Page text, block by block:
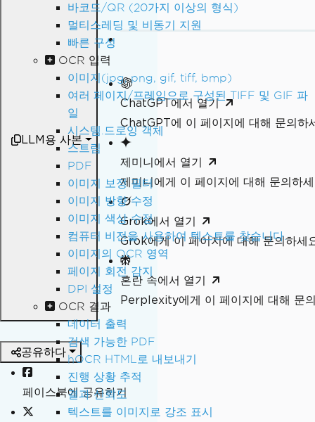
바코드/QR (20가지 이상의 형식)
멀티스레딩 및 비동기 지원
빠른 구성
OCR 입력
이미지(jpg, png, gif, tiff, bmp)
여러 페이지/프레임으로 구성된 TIFF 및 GIF 파
일
시스템.드로잉 객체
스트림
PDF
이미지 보정 필터
이미지 방향 수정
이미지 색상 수정
컴퓨터 비전을 사용하여 텍스트를 찾습니다.
이미지의 OCR 영역
페이지 회전 감지
DPI 설정
OCR 결과
데이터 출력
검색 가능한 PDF
hOCR HTML로 내보내기
진행 상황 추적
결과 신뢰도
텍스트를 이미지로 강조 표시
LLM용 사본
ChatGPT에서 열기
ChatGPT에 이 페이지에 대해 문의하
제미니에서 열기
제미니에게 이 페이지에 대해 문의하
Grok에서 열기
Grok에게 이 페이지에 대해 문의하세
혼란 속에서 열기
Perplexity에게 이 페이지에 대해 문
공유하다
페이스북에 공유하기